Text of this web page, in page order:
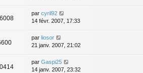
par cyril92
14 févr. 2007, 17:33
par liosor
21 janv. 2007, 21:02
par Gaspi25
14 janv. 2007, 23:32